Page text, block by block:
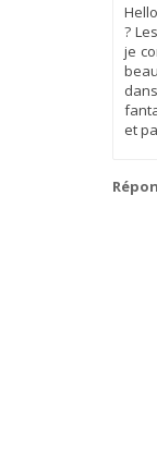
?
je
et